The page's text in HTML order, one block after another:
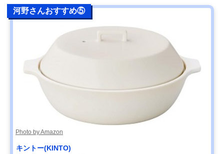
河野さんおすすめ⑤
Photo by Amazon
キントー(KINTO)